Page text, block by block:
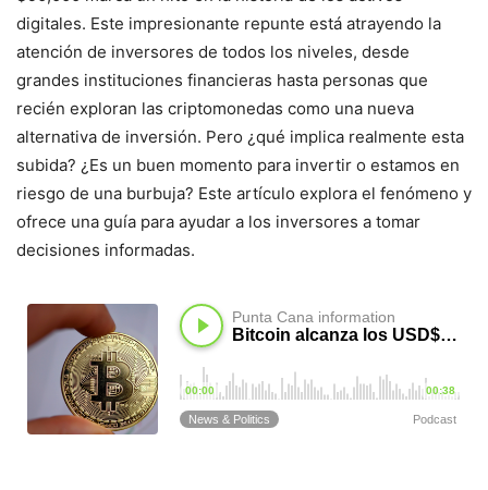
digitales. Este impresionante repunte está atrayendo la
atención de inversores de todos los niveles, desde
grandes instituciones financieras hasta personas que
recién exploran las criptomonedas como una nueva
alternativa de inversión. Pero ¿qué implica realmente esta
subida? ¿Es un buen momento para invertir o estamos en
riesgo de una burbuja? Este artículo explora el fenómeno y
ofrece una guía para ayudar a los inversores a tomar
decisiones informadas.